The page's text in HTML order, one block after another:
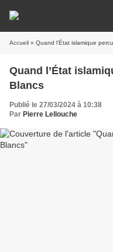
Accueil » Quand l’État islamique
Quand l’État
Blancs
Publié le 27/03/2024 à 10:38
Par Pierre Lellouche